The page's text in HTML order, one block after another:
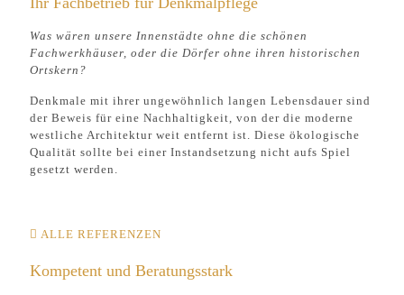
Was wären unsere Innenstädte ohne die schönen
Fachwerkhäuser, oder die Dörfer ohne ihren historischen
Ortskern?
Denkmale mit ihrer ungewöhnlich langen Lebensdauer sind
der Beweis für eine Nachhaltigkeit, von der die moderne
westliche Architektur weit entfernt ist. Diese ökologische
Qualität sollte bei einer Instandsetzung nicht aufs Spiel
gesetzt werden.
ALLE REFERENZEN
Kompetent und Beratungsstark